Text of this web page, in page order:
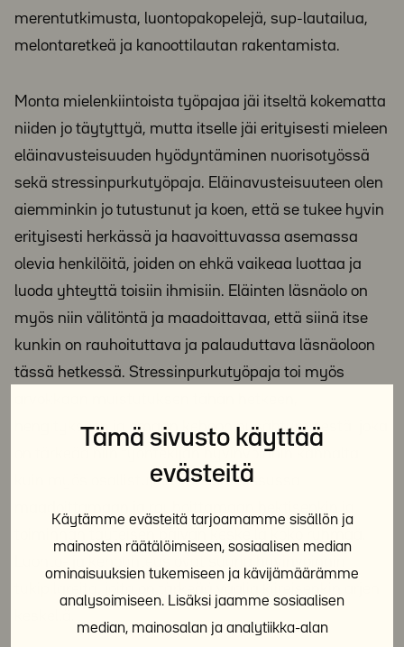
Tämä sivusto käyttää
evästeitä
Käytämme evästeitä tarjoamamme sisällön ja
mainosten räätälöimiseen, sosiaalisen median
ominaisuuksien tukemiseen ja kävijämäärämme
analysoimiseen. Lisäksi jaamme sosiaalisen
median, mainosalan ja analytiikka-alan
merentutkimusta, luontopakopelejä, sup-lautailua,
melontaretkeä ja kanoottilautan rakentamista.
Monta mielenkiintoista työpajaa jäi itseltä kokematta
niiden jo täytyttyä, mutta itselle jäi erityisesti mieleen
eläinavusteisuuden hyödyntäminen nuorisotyössä
sekä stressinpurkutyöpaja. Eläinavusteisuuteen olen
aiemminkin jo tutustunut ja koen, että se tukee hyvin
erityisesti herkässä ja haavoittuvassa asemassa
olevia henkilöitä, joiden on ehkä vaikeaa luottaa ja
luoda yhteyttä toisiin ihmisiin. Eläinten läsnäolo on
myös niin välitöntä ja maadoittavaa, että siinä itse
kunkin on rauhoituttava ja palauduttava läsnäoloon
tässä hetkessä. Stressinpurkutyöpaja toi myös
hengitykseen ja omaan kehoon pysähtymisestä, joka
on tärkeää niin työntekijän hyvinvoinnin kannalta
kuin myös osallistujien kanssa reissussa